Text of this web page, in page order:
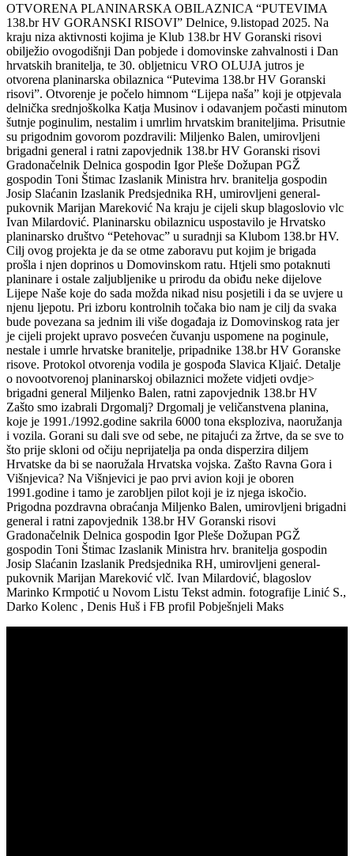
OTVORENA PLANINARSKA OBILAZNICA “PUTEVIMA
138.br HV GORANSKI RISOVI” Delnice, 9.listopad 2025. Na
kraju niza aktivnosti kojima je Klub 138.br HV Goranski risovi
obilježio ovogodišnji Dan pobjede i domovinske zahvalnosti i Dan
hrvatskih branitelja, te 30. obljetnicu VRO OLUJA jutros je
otvorena planinarska obilaznica “Putevima 138.br HV Goranski
risovi”. Otvorenje je počelo himnom “Lijepa naša” koji je otpjevala
delnička srednjoškolka Katja Musinov i odavanjem počasti minutom
šutnje poginulim, nestalim i umrlim hrvatskim braniteljima. Prisutnie
su prigodnim govorom pozdravili: Miljenko Balen, umirovljeni
brigadni general i ratni zapovjednik 138.br HV Goranski risovi
Gradonačelnik Delnica gospodin Igor Pleše Dožupan PGŽ
gospodin Toni Štimac Izaslanik Ministra hrv. branitelja gospodin
Josip Slaćanin Izaslanik Predsjednika RH, umirovljeni general-
pukovnik Marijan Mareković Na kraju je cijeli skup blagoslovio vlc
Ivan Milardović. Planinarsku obilaznicu uspostavilo je Hrvatsko
planinarsko društvo “Petehovac” u suradnji sa Klubom 138.br HV.
Cilj ovog projekta je da se otme zaboravu put kojim je brigada
prošla i njen doprinos u Domovinskom ratu. Htjeli smo potaknuti
planinare i ostale zaljubljenike u prirodu da obiđu neke dijelove
Lijepe Naše koje do sada možda nikad nisu posjetili i da se uvjere u
njenu ljepotu. Pri izboru kontrolnih točaka bio nam je cilj da svaka
bude povezana sa jednim ili više događaja iz Domovinskog rata jer
je cijeli projekt upravo posvećen čuvanju uspomene na poginule,
nestale i umrle hrvatske branitelje, pripadnike 138.br HV Goranske
risove. Protokol otvorenja vodila je gospođa Slavica Kljaić. Detalje
o novootvorenoj planinarskoj obilaznici možete vidjeti ovdje>
brigadni general Miljenko Balen, ratni zapovjednik 138.br HV
Zašto smo izabrali Drgomalj? Drgomalj je veličanstvena planina,
koje je 1991./1992.godine sakrila 6000 tona eksploziva, naoružanja
i vozila. Gorani su dali sve od sebe, ne pitajući za žrtve, da se sve to
što prije skloni od očiju neprijatelja pa onda disperzira diljem
Hrvatske da bi se naoružala Hrvatska vojska. Zašto Ravna Gora i
Višnjevica? Na Višnjevici je pao prvi avion koji je oboren
1991.godine i tamo je zarobljen pilot koji je iz njega iskočio.
Prigodna pozdravna obraćanja Miljenko Balen, umirovljeni brigadni
general i ratni zapovjednik 138.br HV Goranski risovi
Gradonačelnik Delnica gospodin Igor Pleše Dožupan PGŽ
gospodin Toni Štimac Izaslanik Ministra hrv. branitelja gospodin
Josip Slaćanin Izaslanik Predsjednika RH, umirovljeni general-
pukovnik Marijan Mareković vlč. Ivan Milardović, blagoslov
Marinko Krmpotić u Novom Listu Tekst admin. fotografije Linić S.,
Darko Kolenc , Denis Huš i FB profil Pobješnjeli Maks